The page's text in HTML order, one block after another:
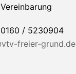
/ 5230904
freier-grund.de